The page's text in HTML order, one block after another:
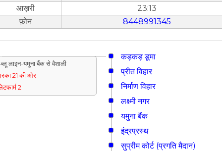
आख़री
23:13
फ़ोन
8448991345
कड़कड़ डूमा
लाइन-यमुना बैंक से वैशाली
21 की ओर
2
प्रीत विहार
निर्माण विहार
लक्ष्मी नगर
यमुना बैंक
इंद्रप्रस्थ
सुप्रीम कोर्ट (प्रगति मैदान)